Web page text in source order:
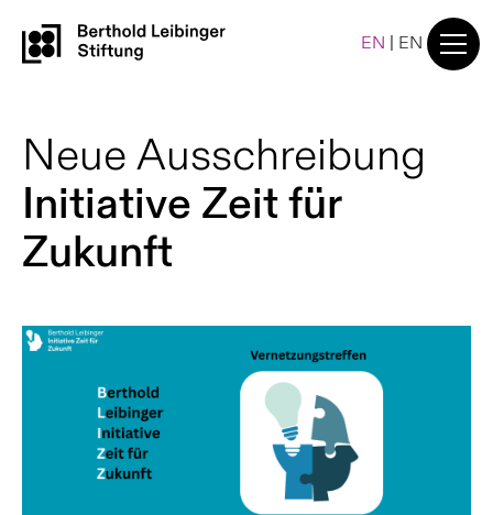
EN EN
Neue Ausschreibung
Initiative Zeit für
Zukunft